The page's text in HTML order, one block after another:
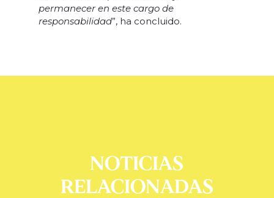
permanecer en este cargo de
responsabilidad”, ha concluido.
NOTICIAS
RELACIONADAS